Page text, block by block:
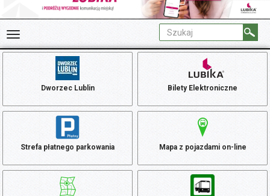
Dworzec Lublin Bilety Elektroniczne
Strefa płatnego parkowania Mapa z pojazdami on-line